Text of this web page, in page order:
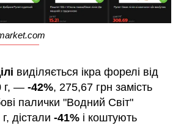
виділяється ікра форелі від
г, — -42%, 275,67 грн замість
палички "Водний Світ"
дістали -41% і коштують